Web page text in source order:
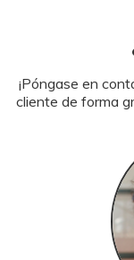
¡Póngase en
cliente de forma